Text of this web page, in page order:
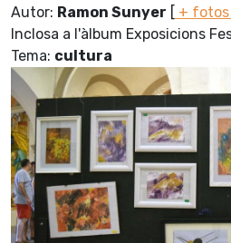
Autor: Ramon Sunyer [ + fotos
Inclosa a l'àlbum Exposicions
Tema: cultura